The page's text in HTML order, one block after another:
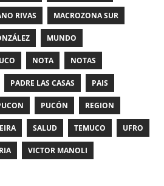
RIVAS MACROZONA SUR
MUNDO
NOTA NOTAS
PADRE LAS CASAS PAIS
PUCÓN REGION
SALUD TEMUCO UFRO
VICTOR MANOLI